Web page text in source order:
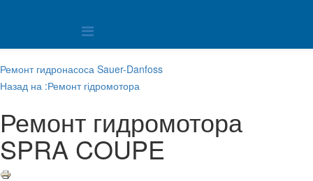
Ремонт гидронасоса Sauer-Danfoss
Назад на :Ремонт гідромотора
Ремонт гидромотора
SPRA COUPE